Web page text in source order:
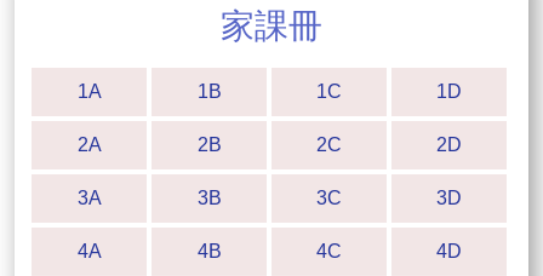
家課冊
1A 1B 1C 1D
2A 2B 2C 2D
3A 3B 3C 3D
4A 4B 4C 4D